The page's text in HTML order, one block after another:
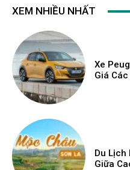
XEM NHIỀU NHẤT
Xe
Giá
Du Lịch
Giữa